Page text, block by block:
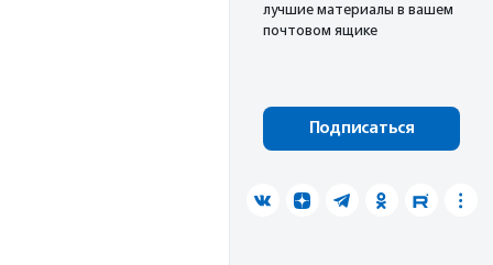
лучшие материалы в вашем
почтовом ящике
Подписаться